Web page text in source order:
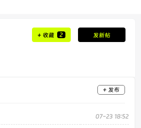
+ 收藏 2 发新帖
+ 发布
07-23 18:52